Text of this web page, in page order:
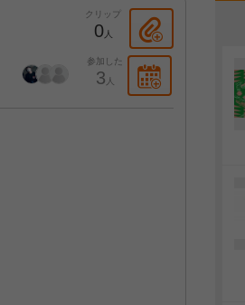
クリップ
0人
参加した
3 人